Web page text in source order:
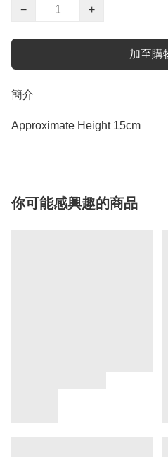
−
+
加至購
簡介
Approximate Height 15cm
你可能感興趣的商品